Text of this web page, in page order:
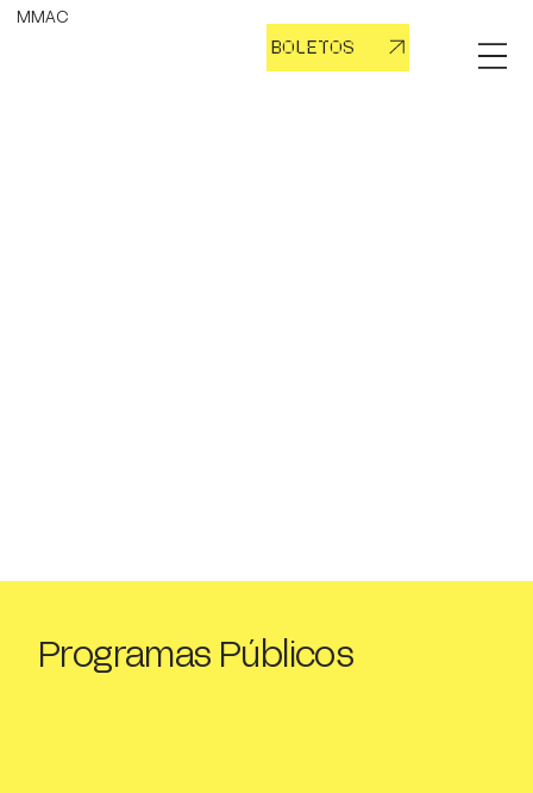
BOLETOS
MMAC
Programas Públicos